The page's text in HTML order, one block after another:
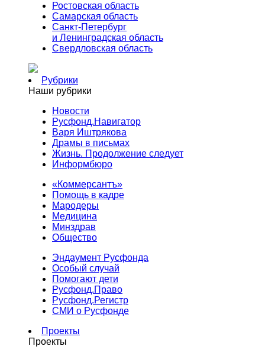
Ростовская область
Самарская область
Санкт-Петербург
и Ленинградская область
Свердловская область
Рубрики
Наши рубрики
Новости
Русфонд.Навигатор
Варя Иштрякова
Драмы в письмах
Жизнь. Продолжение следует
Информбюро
«Коммерсантъ»
Помощь в кадре
Мародеры
Медицина
Минздрав
Общество
Эндаумент Русфонда
Особый случай
Помогают дети
Русфонд.Право
Русфонд.Регистр
СМИ о Русфонде
Проекты
Проекты